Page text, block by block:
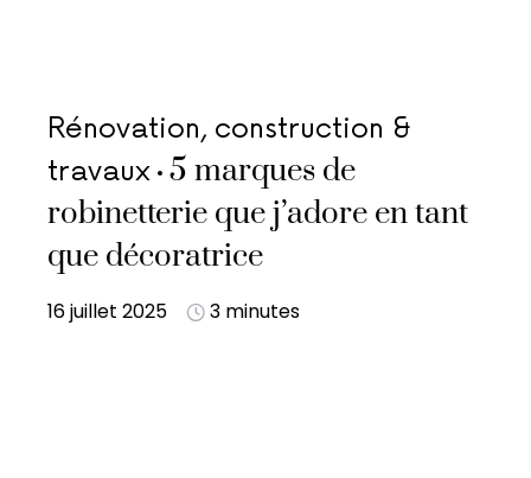
Rénovation, construction &
travaux 5 marques de
robinetterie que j’adore en tant
que décoratrice
16 juillet 2025 3 minutes